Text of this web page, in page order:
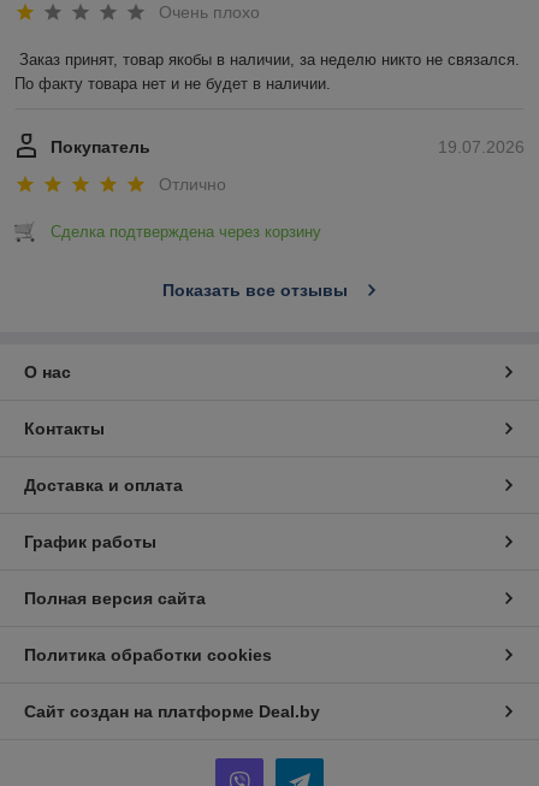
Очень плохо
Заказ принят, товар якобы в наличии, за неделю никто не связался.
По факту товара нет и не будет в наличии.
19.07.2026
Покупатель
Отлично
Сделка подтверждена через корзину
Показать все отзывы
О нас
Контакты
Доставка и оплата
График работы
Полная версия сайта
Политика обработки cookies
Сайт создан на платформе Deal.by